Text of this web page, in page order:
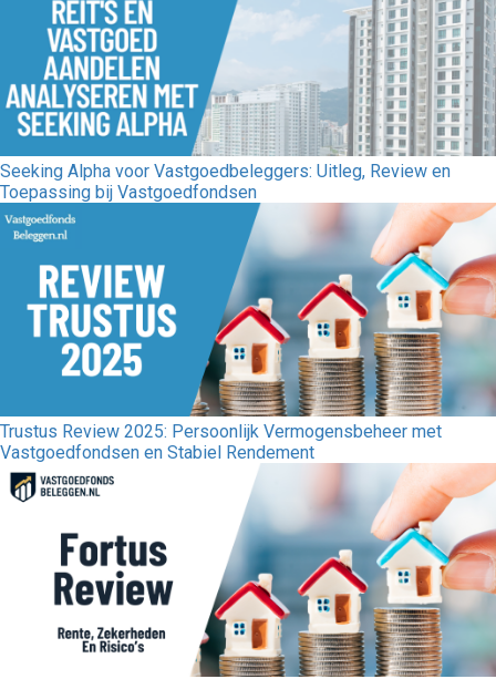
Seeking Alpha voor Vastgoedbeleggers: Uitleg, Review en
Toepassing bij Vastgoedfondsen
Trustus Review 2025: Persoonlijk Vermogensbeheer met
Vastgoedfondsen en Stabiel Rendement